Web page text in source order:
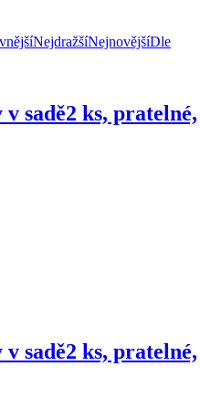
NejdražšíNejnovějšíDle
sadě2 ks, pratelné,
sadě2 ks, pratelné,